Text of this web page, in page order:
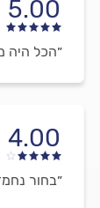
5.00
״הכל היה
4.00
״בחור